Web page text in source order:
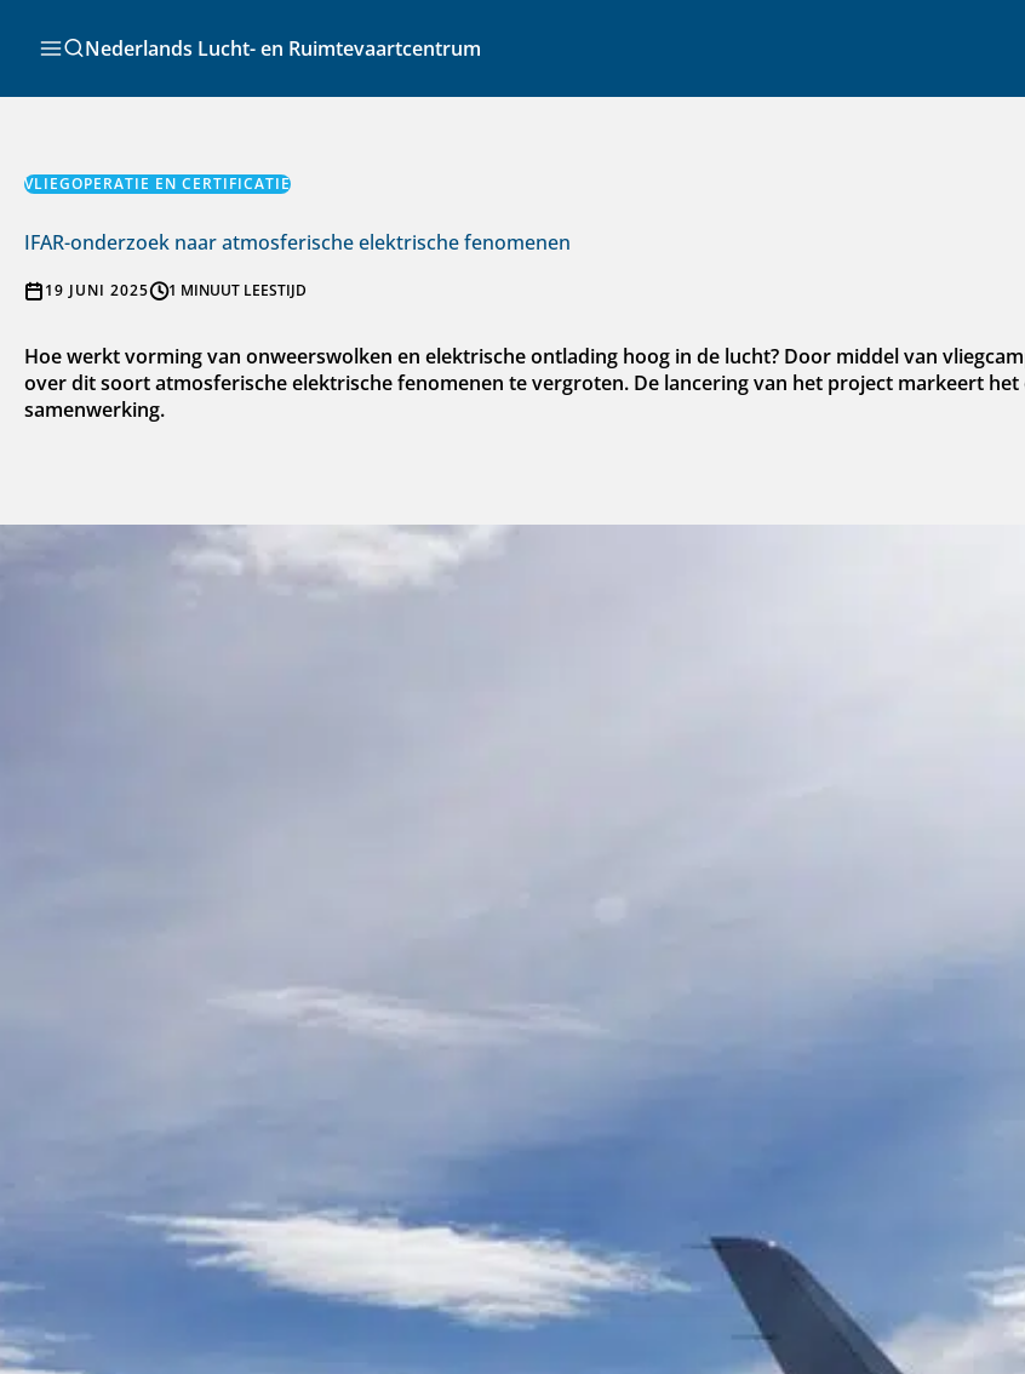
naar
inhoud
Zoeken
Nederlands Lucht- en Ruimtevaartcentrum
VLIEGOPERATIE EN CERTIFICATIE
IFAR-onderzoek naar atmosferische elektrische fenomenen
19 JUNI 2025 1 MINUUT LEESTIJD
Hoe werkt vorming van onweerswolken en elektrische ontlading hoog in de lucht? Door middel van
over dit soort atmosferische elektrische fenomenen te vergroten. De lancering van het project markeert
samenwerking.